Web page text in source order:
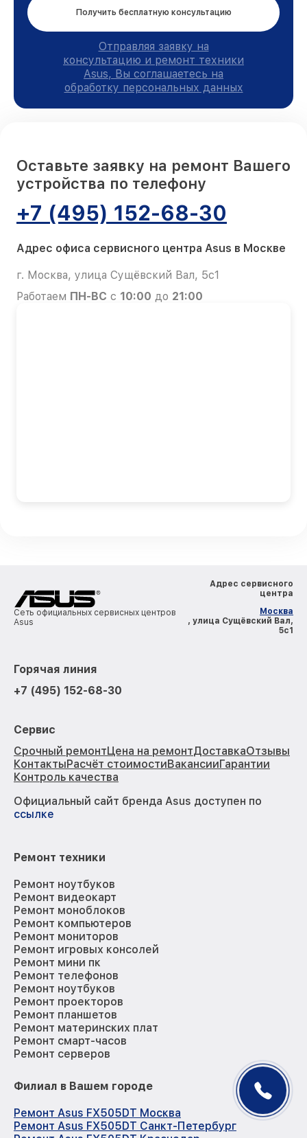
Получить бесплатную консультацию
Отправляя заявку на
консультацию и ремонт техники
Asus, Вы соглашаетесь на
обработку персональных данных
Оставьте заявку на ремонт Вашего
устройства по телефону
+7 (495) 152-68-30
Адрес офиса сервисного центра Asus в Москве
г. Москва, улица Сущёвский Вал, 5с1
Работаем ПН-ВС с 10:00 до 21:00
Сеть официальных сервисных центров
Asus
Адрес сервисного
центра
Москва
, улица Сущёвский Вал,
5с1
Горячая линия
+7 (495) 152-68-30
Сервис
Срочный ремонтЦена на ремонтДоставкаОтзывы
КонтактыРасчёт стоимостиВакансииГарантии
Контроль качества
Официальный сайт бренда Asus доступен по
ссылке
Ремонт техники
Ремонт ноутбуков
Ремонт видеокарт
Ремонт моноблоков
Ремонт компьютеров
Ремонт мониторов
Ремонт игровых консолей
Ремонт мини пк
Ремонт телефонов
Ремонт ноутбуков
Ремонт проекторов
Ремонт планшетов
Ремонт материнских плат
Ремонт смарт-часов
Ремонт серверов
Филиал в Вашем городе
Ремонт Asus FX505DT Москва
Ремонт Asus FX505DT Санкт-Петербург